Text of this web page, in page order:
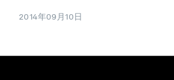
2014年09月10日